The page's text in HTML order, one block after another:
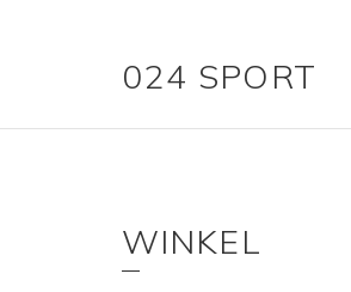
024 SPORT
WINKEL